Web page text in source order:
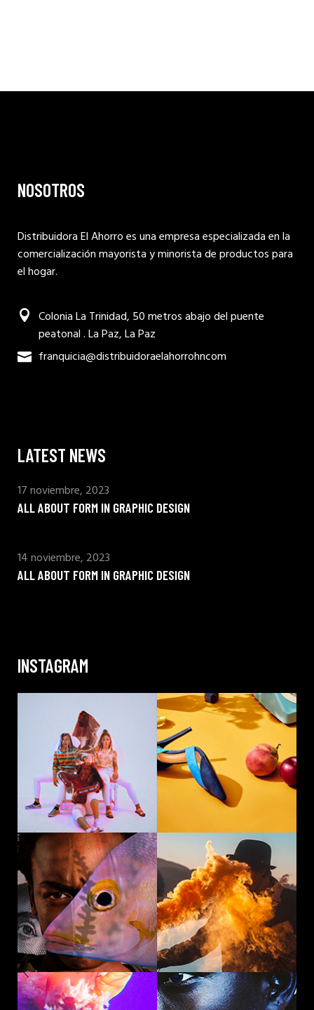
NOSOTROS
Distribuidora El Ahorro es una empresa especializada en la
comercialización mayorista y minorista de productos para
el hogar.
Colonia La Trinidad, 50 metros abajo del puente
peatonal . La Paz, La Paz
franquicia@distribuidoraelahorrohncom
LATEST NEWS
ALL ABOUT FORM IN GRAPHIC DESIGN
17 noviembre, 2023
ALL ABOUT FORM IN GRAPHIC DESIGN
14 noviembre, 2023
INSTAGRAM